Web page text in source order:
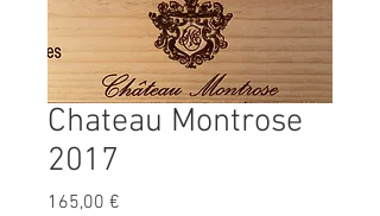
Chateau Montrose
2017
165,00 €